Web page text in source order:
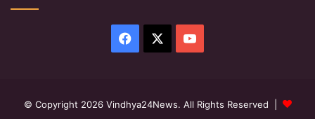
Facebook YouTube
© Copyright 2026 Vindhya24News. All Rights Reserved |